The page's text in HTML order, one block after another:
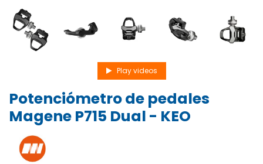
Play videos
Potenciómetro de pedales
Magene P715 Dual - KEO